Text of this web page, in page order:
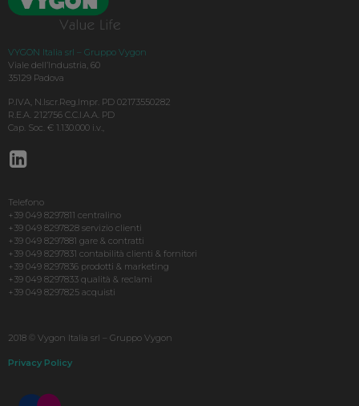
VYGON Italia srl – Gruppo Vygon
Viale dell’Industria, 60
35129 Padova
P.IVA, N.Iscr.Reg.Impr. PD 02173550282
R.E.A. 212756 C.C.I.A.A. PD
Cap. Soc. € 1.130.000 i.v.,
Telefono
+39 049 8297811 centralino
+39 049 8297828 servizio clienti
+39 049 8297881 gare & contratti
+39 049 8297831 contabilità clienti & fornitori
+39 049 8297836 prodotti & marketing
+39 049 8297833 qualità & reclami
+39 049 8297825 acquisti
2018 © Vygon Italia srl – Gruppo Vygon
Privacy Policy